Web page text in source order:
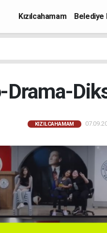
Kızılcahamam Belediye
KIZILCAHAMAM